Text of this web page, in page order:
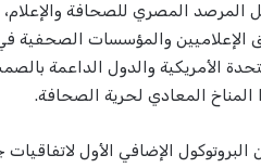
المرصد المصري للصحافة والإعلام،
الإعلاميين والمؤسسات الصحفية
الأمريكية والدول الداعمة
المعادي لحرية الصحافة.